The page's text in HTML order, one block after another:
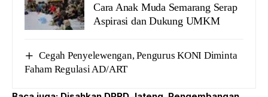
Cara Anak Muda Semarang Serap
Aspirasi dan Dukung UMKM
Cegah Penyelewengan, Pengurus KONI Diminta
Faham Regulasi AD/ART